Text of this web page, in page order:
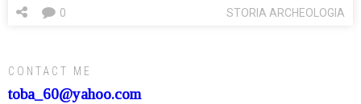
STORIA ARCHEOLOGIA
0
CONTACT ME
toba_60@yahoo.com